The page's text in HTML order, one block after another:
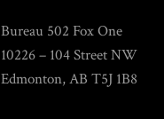
Bureau 502 Fox One
10226 – 104 Street NW
Edmonton, AB T5J 1B8